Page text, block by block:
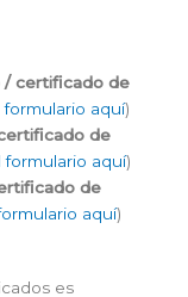
/ certificado de
formulario aquí)
de
formulario aquí)
de
aquí)
es